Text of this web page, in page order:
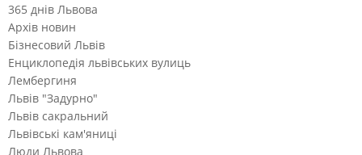
365 днів Львова
Архів новин
Бізнесовий Львів
Енциклопедія львівських вулиць
Лембергиня
Львів "Задурно"
Львів сакральний
Львівські кам'яниці
Люди Львова